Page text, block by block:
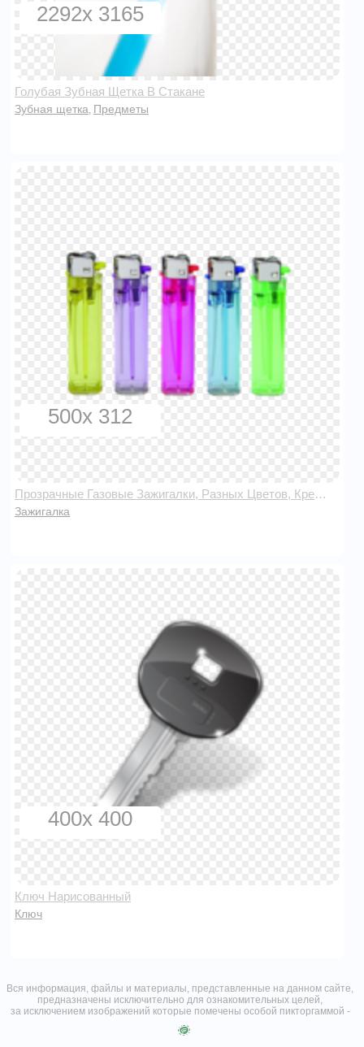
2292x 3165
Голубая Зубная Щетка В Стакане
Зубная щетка Предметы
500x 312
Прозрачные Газовые Зажигалки, Разных Цветов, Кремниевые
Зажигалка
400x 400
Ключ Нарисованный
Ключ
Вся информация, файлы и материалы, представленные на данном сайте,
предназначены исключительно для ознакомительных целей,
за исключением изображений которые помечены особой пикторгаммой -